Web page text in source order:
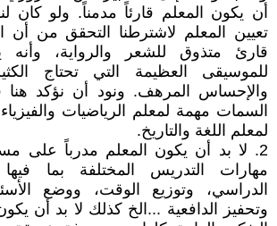
أن يكون المعلم قارئاً مدمناً. ولو كان
تعيين المعلم لاشترطنا التحقق من أن
قارئ متذوق للشعر والرواية،
للموسيقى العظيمة التي تحتاج
والإحساس المرهف. ونود أن نؤكد هنا
السمات مهمة لمعلم الرياضيات والفيزياء
لمعلم اللغة والتاريخ.
2. لا بد أن يكون المعلم مدرباً على
مهارات التدريس المختلفة بما
الدراسي، وتوزيع الوقت، ووضع
وتحفيز الدافعية ...الخ كذلك لا بد أن